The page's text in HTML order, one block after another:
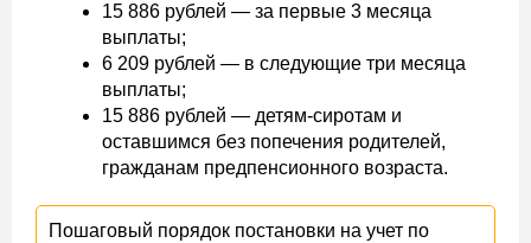
15 886 рублей — за первые 3 месяца
выплаты;
6 209 рублей — в следующие три месяца
выплаты;
15 886 рублей — детям-сиротам и
оставшимся без попечения родителей,
гражданам предпенсионного возраста.
Пошаговый порядок постановки на учет по